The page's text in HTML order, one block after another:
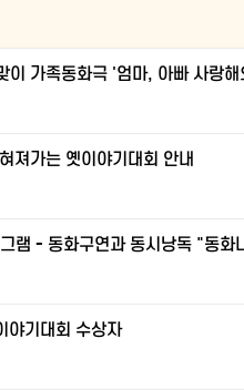
가족동화극 '엄마, 아빠 사랑
가는 옛이야기대회 안내
램 - 동화구연과 동시낭독 "동화
야기대회 수상자